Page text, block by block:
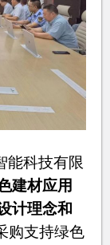
能科技有限
建材应用
计理念和
购支持绿色